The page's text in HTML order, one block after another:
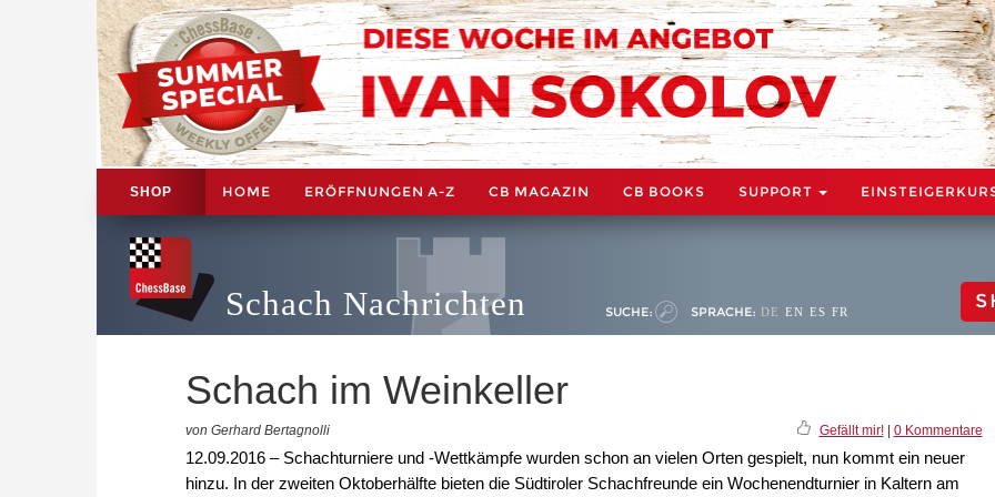
SHOP HOME ERÖFFNUNGEN A-Z CB MAGAZIN CB BOOKS SUPPORT
Schach Nachrichten SUCHE: SPRACHE: DE EN ES FR
Schach im Weinkeller
von Gerhard Bertagnolli Gefällt mir!| 0 Kommentare
12.09.2016 – Schachturniere und -Wettkämpfe wurden schon an vielen Orten gespielt, nun kommt ein neuer
hinzu. In der zweiten Oktoberhälfte bieten die Südtiroler Schachfreunde ein Wochenendturnier in Kaltern am